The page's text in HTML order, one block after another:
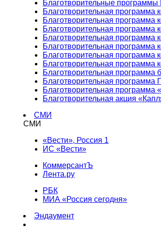
Благотворительные программы
Благотворительная программа
Благотворительная программа
Благотворительная программа
Благотворительная программа
Благотворительная программа
Благотворительная программа
Благотворительная программа
Благотворительная программа
Благотворительная программа
Благотворительная программа
Благотворительная акция
СМИ
СМИ
«Вести», Россия 1
ИС «Вести»
КоммерсантЪ
Лента.ру
РБК
МИА «Россия сегодня»
Эндаумент